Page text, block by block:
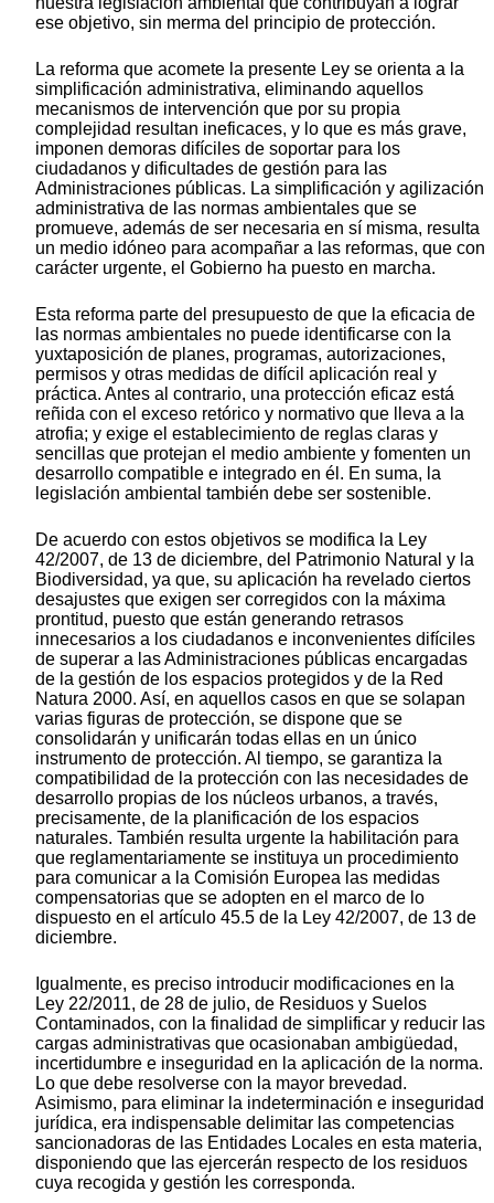
ese objetivo, sin merma del principio de protección.
La reforma que acomete la presente Ley se orienta a la
simplificación administrativa, eliminando aquellos
mecanismos de intervención que por su propia
complejidad resultan ineficaces, y lo que es más grave,
imponen demoras difíciles de soportar para los
ciudadanos y dificultades de gestión para las
Administraciones públicas. La simplificación y agilización
administrativa de las normas ambientales que se
promueve, además de ser necesaria en sí misma, resulta
un medio idóneo para acompañar a las reformas, que con
carácter urgente, el Gobierno ha puesto en marcha.
Esta reforma parte del presupuesto de que la eficacia de
las normas ambientales no puede identificarse con la
yuxtaposición de planes, programas, autorizaciones,
permisos y otras medidas de difícil aplicación real y
práctica. Antes al contrario, una protección eficaz está
reñida con el exceso retórico y normativo que lleva a la
atrofia; y exige el establecimiento de reglas claras y
sencillas que protejan el medio ambiente y fomenten un
desarrollo compatible e integrado en él. En suma, la
legislación ambiental también debe ser sostenible.
De acuerdo con estos objetivos se modifica la Ley
42/2007, de 13 de diciembre, del Patrimonio Natural y la
Biodiversidad, ya que, su aplicación ha revelado ciertos
desajustes que exigen ser corregidos con la máxima
prontitud, puesto que están generando retrasos
innecesarios a los ciudadanos e inconvenientes difíciles
de superar a las Administraciones públicas encargadas
de la gestión de los espacios protegidos y de la Red
Natura 2000. Así, en aquellos casos en que se solapan
varias figuras de protección, se dispone que se
consolidarán y unificarán todas ellas en un único
instrumento de protección. Al tiempo, se garantiza la
compatibilidad de la protección con las necesidades de
desarrollo propias de los núcleos urbanos, a través,
precisamente, de la planificación de los espacios
naturales. También resulta urgente la habilitación para
que reglamentariamente se instituya un procedimiento
para comunicar a la Comisión Europea las medidas
compensatorias que se adopten en el marco de lo
dispuesto en el artículo 45.5 de la Ley 42/2007, de 13 de
diciembre.
Igualmente, es preciso introducir modificaciones en la
Ley 22/2011, de 28 de julio, de Residuos y Suelos
Contaminados, con la finalidad de simplificar y reducir las
cargas administrativas que ocasionaban ambigüedad,
incertidumbre e inseguridad en la aplicación de la norma.
Lo que debe resolverse con la mayor brevedad.
Asimismo, para eliminar la indeterminación e inseguridad
jurídica, era indispensable delimitar las competencias
sancionadoras de las Entidades Locales en esta materia,
disponiendo que las ejercerán respecto de los residuos
cuya recogida y gestión les corresponda.